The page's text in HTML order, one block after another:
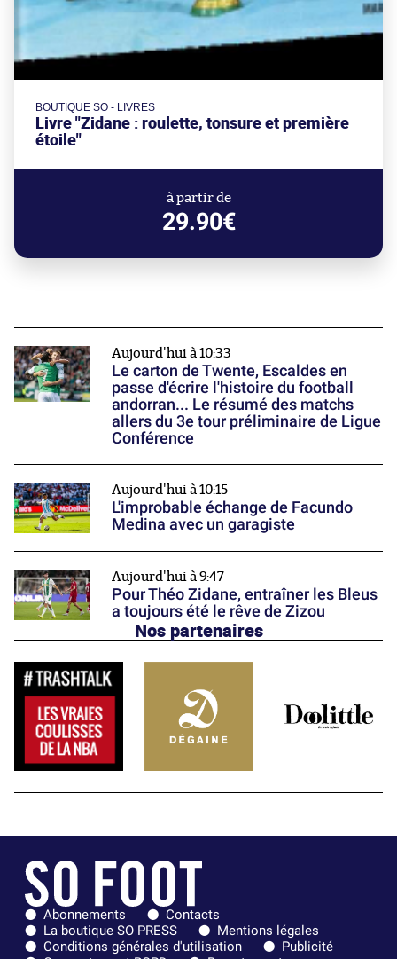
BOUTIQUE SO - LIVRES
Livre "Zidane : roulette, tonsure et première
étoile"
à partir de
29.90€
Aujourd'hui à 10:33
Le carton de Twente, Escaldes en
passe d'écrire l'histoire du football
andorran... Le résumé des matchs
allers du 3e tour préliminaire de Ligue
Conférence
Aujourd'hui à 10:15
L'improbable échange de Facundo
Medina avec un garagiste
Aujourd'hui à 9:47
Pour Théo Zidane, entraîner les Bleus
a toujours été le rêve de Zizou
Nos partenaires
Abonnements
Contacts
La boutique SO PRESS
Mentions légales
Conditions générales d'utilisation
Publicité